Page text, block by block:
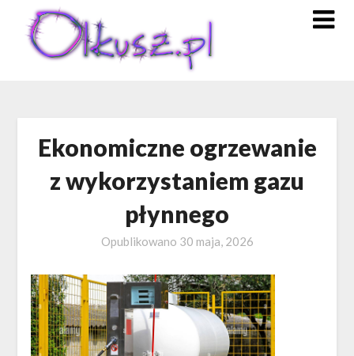
content
Ekonomiczne ogrzewanie
z wykorzystaniem gazu
płynnego
Opublikowano 30 maja, 2026